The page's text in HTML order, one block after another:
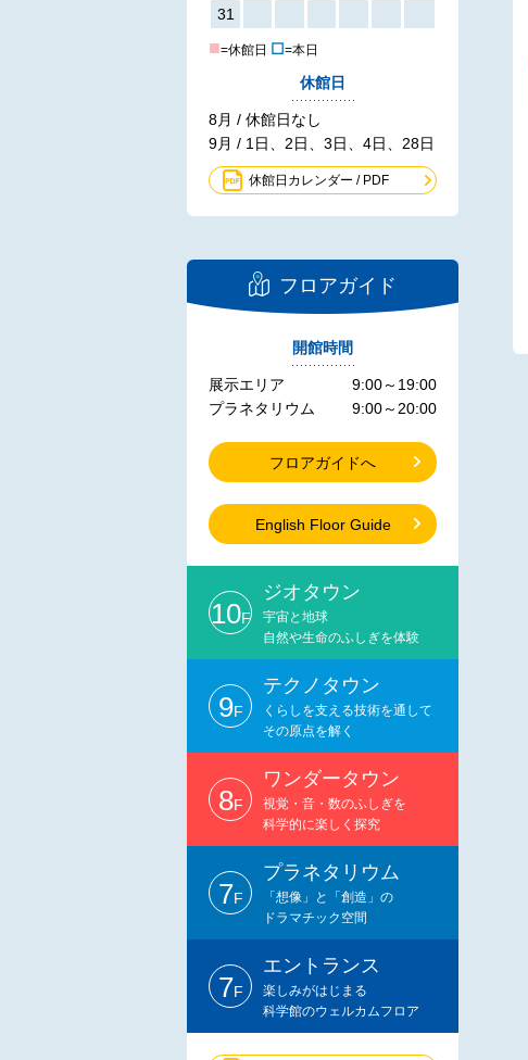
31
■=休館日 ☐=本日
休館日
8月 / 休館日なし
9月 / 1日、2日、3日、4日、28日
休館日カレンダー / PDF
フロアガイド
開館時間
展示エリア
プラネタリウム
9:00～19:00
9:00～20:00
フロアガイドへ
English Floor Guide
10F
ジオタウン
宇宙と地球
自然や生命のふしぎを体験
9F
テクノタウン
くらしを支える技術を通して
その原点を解く
8F
ワンダータウン
視覚・音・数のふしぎを
科学的に楽しく探究
7F
プラネタリウム
「想像」と「創造」の
ドラマチック空間
7F
エントランス
楽しみがはじまる
科学館のウェルカムフロア